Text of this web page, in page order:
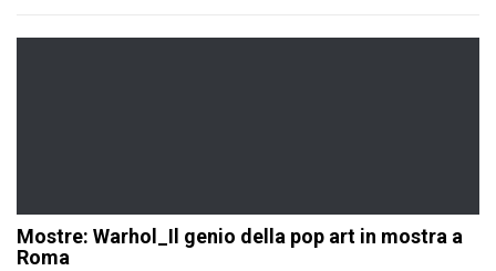
Mostre: Warhol_Il genio della pop art in mostra a
Roma